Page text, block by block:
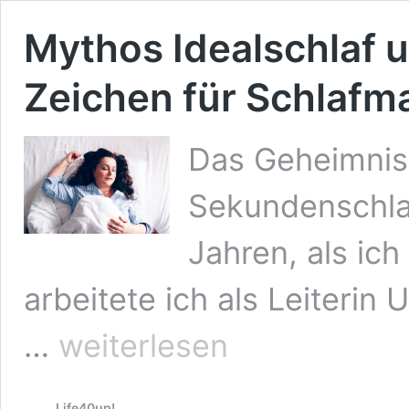
Mythos Idealschlaf
Zeichen für
Das
Jahren, als
arbeitete ich als Leiterin
…
Idealschlaf
weiterlesen